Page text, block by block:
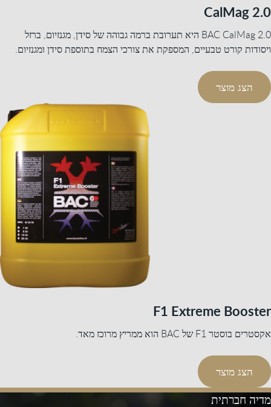
CalMag 2.0
BAC CalMag 2.0 היא תערובת ברמה גבוהה של סידן, מגנזיום, ברזל
ויסודות קורט טבעיים, המספקת את צורכי הצמח בתוספת סידן ומגנזיום.
הצג מוצר
F1 Extreme Booster
אקסטרים בוסטר F1 של BAC הוא ממריץ מרוכז מאד.
הצג מוצר
מדיה חברתית